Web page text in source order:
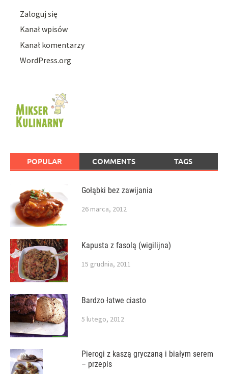
Zaloguj się
Kanał wpisów
Kanał komentarzy
WordPress.org
POPULAR COMMENTS TAGS
Gołąbki bez zawijania
26 marca, 2012
Kapusta z fasolą (wigilijna)
15 grudnia, 2011
Bardzo łatwe ciasto
5 lutego, 2012
Pierogi z kaszą gryczaną i białym serem
– przepis